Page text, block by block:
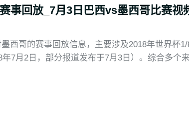
事回放_7月3日巴西vs墨西哥比赛视
西哥的赛事回放信息，主要涉及2018年世界杯
年7月2日，部分报道发布于7月3日）。综合多个